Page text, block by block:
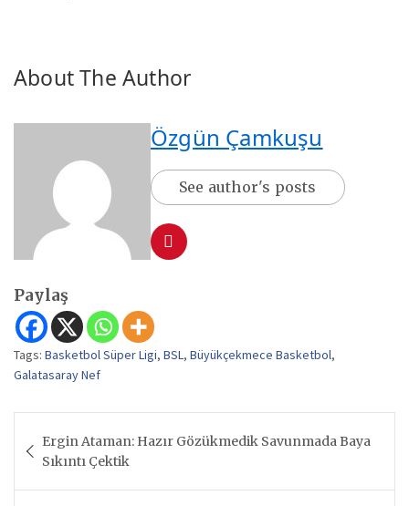
About The Author
Özgün Çamkuşu
See author's posts
Paylaş
Tags: Basketbol Süper Ligi, BSL, Büyükçekmece Basketbol,
Galatasaray Nef
gezinmesi
Ergin Ataman: Hazır Gözükmedik Savunmada Baya
Sıkıntı Çektik